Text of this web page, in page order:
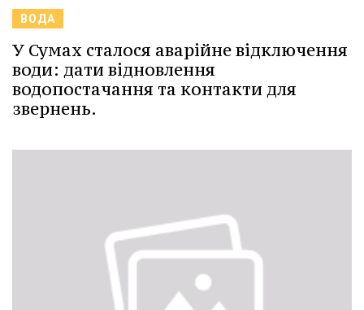
ВОДА
У Сумах сталося аварійне відключення
води: дати відновлення
водопостачання та контакти для
звернень.